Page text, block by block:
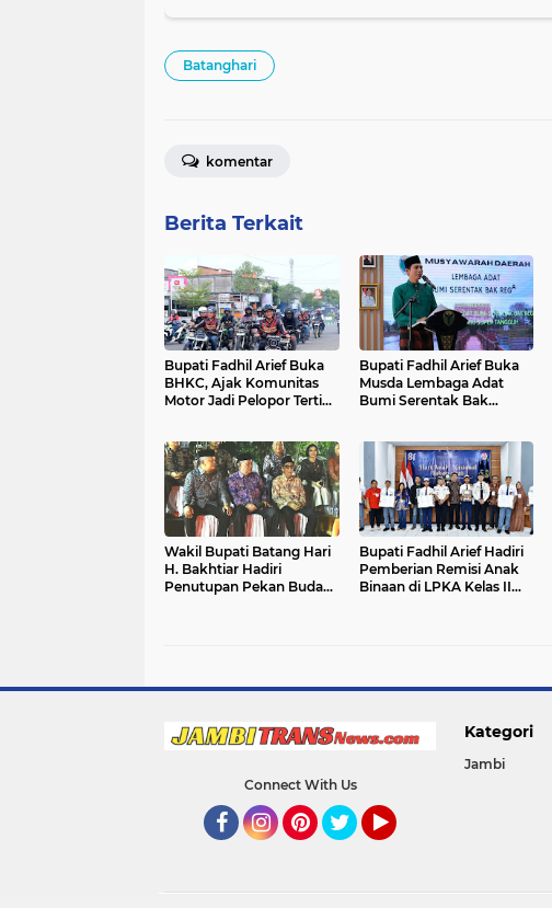
Batanghari
komentar
Berita Terkait
Bupati Fadhil Arief Buka
BHKC, Ajak Komunitas
Motor Jadi Pelopor Tertib
Bupati Fadhil Arief Buka
Musda Lembaga Adat
Bumi Serentak Bak
Wakil Bupati Batang Hari
H. Bakhtiar Hadiri
Penutupan Pekan Budaya
Bupati Fadhil Arief Hadiri
Pemberian Remisi Anak
Binaan di LPKA Kelas II
Connect With Us
Kategori
Jambi